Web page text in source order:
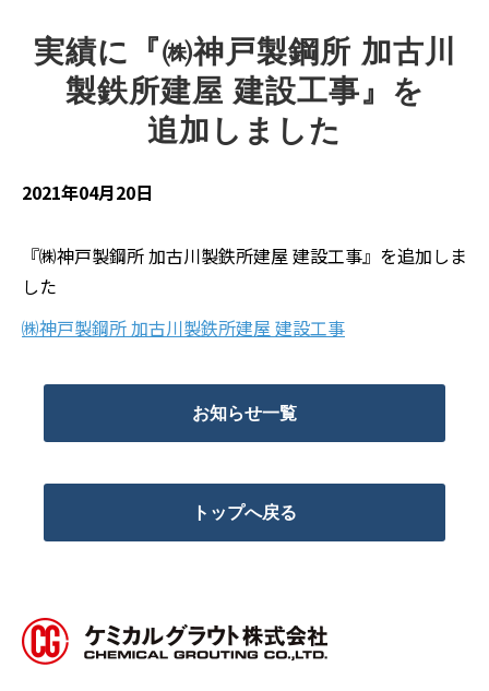
実績に『㈱神戸製鋼所 加古川
製鉄所建屋 建設工事』を
追加しました
2021年04月20日
『㈱神戸製鋼所 加古川製鉄所建屋 建設工事』を追加しま
した
㈱神戸製鋼所 加古川製鉄所建屋 建設工事
お知らせ一覧
トップへ戻る